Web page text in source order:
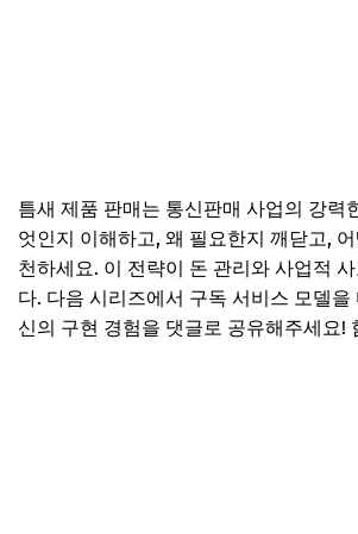
틈새 제품 판매는 통신판매 사업의 강력
엇인지 이해하고, 왜 필요한지 깨닫고,
천하세요. 이 전략이 돈 관리와 사업적
다. 다음 시리즈에서 구독 서비스 모델
신의 구현 경험을 댓글로 공유해주세요!